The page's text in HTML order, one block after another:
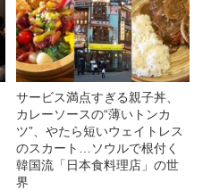
サービス満点すぎる親子丼、
カレーソースの“薄いトンカ
ツ”、やたら短いウェイトレス
のスカート…ソウルで根付く
韓国流「日本食料理店」の世
界